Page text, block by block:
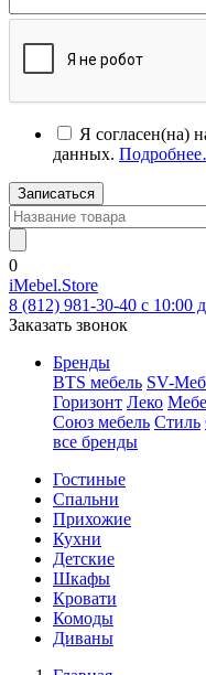
Я согласен(на)
данных.
Записаться
0
iMebel.Store
8 (812) 981-30-40 c 10:00
Заказать звонок
Бренды
BTS мебель SV-
Горизонт Леко
Союз мебель Стиль
все бренды
Гостиные
Спальни
Прихожие
Кухни
Детские
Шкафы
Кровати
Комоды
Диваны